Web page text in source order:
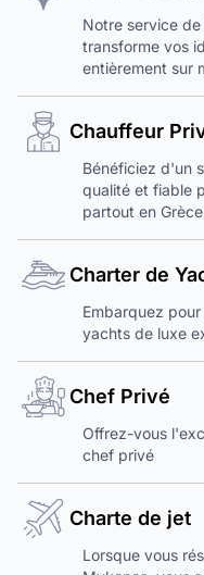
Notre service
transforme vos
entièrement sur
Chauffeur
Bénéficiez d'un
qualité et fiable
partout en
Charter de
Embarquez
yachts de luxe
Chef Privé
Offrez-vous
chef privé
Charte de jet
Lorsque vous